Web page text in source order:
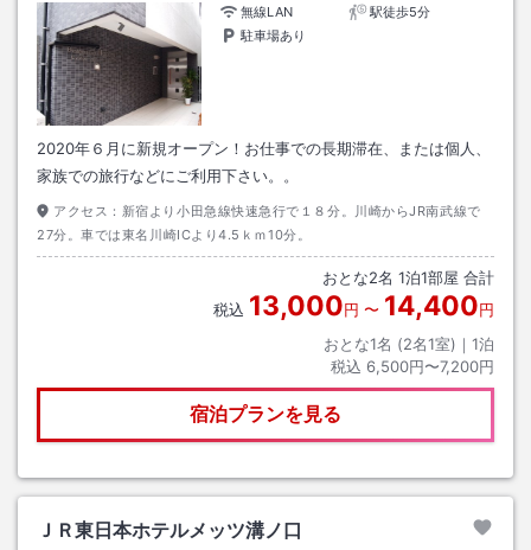
無線LAN
駅徒歩5分
駐車場あり
2020年６月に新規オープン！お仕事での長期滞在、または個人、
家族での旅行などにご利用下さい。。
アクセス： 新宿より小田急線快速急行で１８分。川崎からJR南武線で
27分。車では東名川崎ICより4.5ｋｍ10分。
おとな2名 1泊1部屋 合計
税込 13,000円 〜 14,400円
おとな1名 (2名1室)｜ 1泊
税込 6,500円〜7,200円
宿泊プランを見る
ＪＲ東日本ホテルメッツ溝ノ口